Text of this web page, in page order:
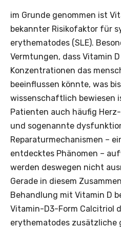
im Grunde genommen ist
bekannter Risikofaktor für
erythematodes (SLE).
Vermtungen, dass Vitamin
Konzentrationen das
beeinflussen könnte, was
wissenschaftlich bewiesen
Patienten auch häufig
und sogenannte
Reparaturmechanismen –
entdecktes Phänomen –
werden deswegen nicht
Gerade in diesem
Behandlung mit Vitamin D
Vitamin-D3-Form Calcitriol
erythematodes zusätzliche